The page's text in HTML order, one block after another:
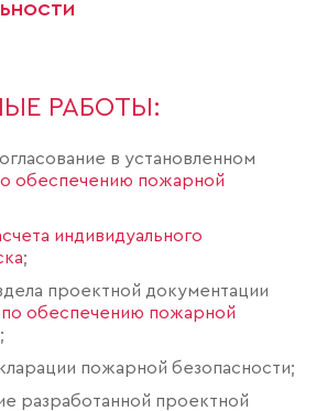
РАБОТЫ:
в установленном
обеспечению пожарной
индивидуального
;
проектной документации
обеспечению пожарной
пожарной безопасности;
разработанной проектной